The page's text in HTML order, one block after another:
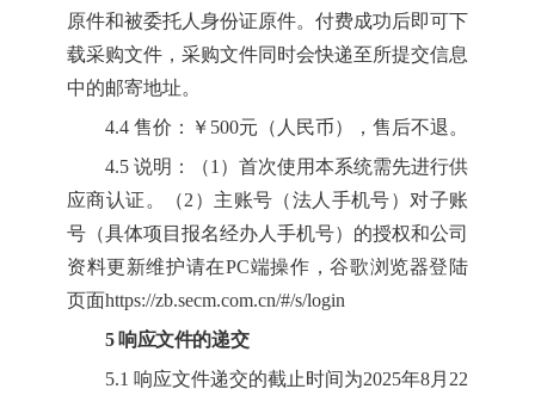
原件和被委托人身份证原件。付费成功后即可下
载采购文件，采购文件同时会快递至所提交信息
中的邮寄地址。
4.4 售价：￥ 500元（人民币），售后不退。
4.5 说明：（1）首次使用本系统需先进行供
应商认证。（2）主账号（法人手机号）对子账
号（具体项目报名经办人手机号）的授权和公司
资料更新维护请在PC端操作，谷歌浏览器登陆
页面https://zb.secm.com.cn/#/s/login
5 响应文件的递交
5.1 响应文件递交的截止时间为2025年8月 22